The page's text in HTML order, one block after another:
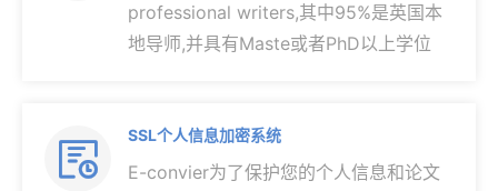
professional writers,其中95%是英国本
地导师,并具有Maste或者PhD以上学位

SSL个人信息加密系统
E-convier为了保护您的个人信息和论文